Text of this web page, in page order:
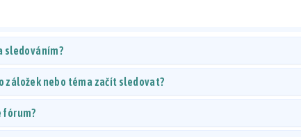
sledováním?
záložek nebo téma začít sledovat?
fórum?